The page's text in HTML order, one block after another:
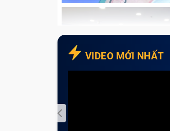
VIDEO MỚI NHẤT